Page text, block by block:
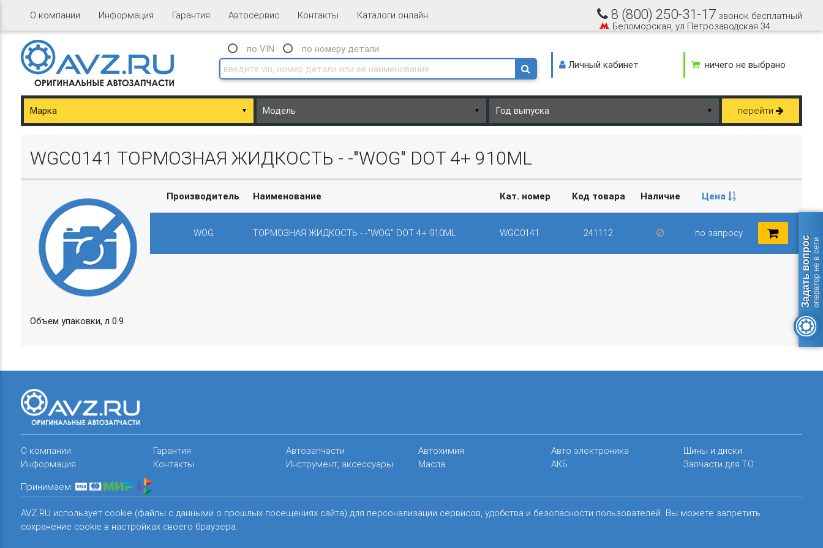
О компании Информация Гарантия Автосервис Контакты Каталоги онлайн
Basket.php
8 (800) 250-31-17 звонок бесплатный
Беломорская, ул Петрозаводская 34
по VIN
по номеру детали
Личный кабинет
ничего не выбрано
▼ ▼ ▼ перейти
WGC0141 ТОРМОЗНАЯ ЖИДКОСТЬ - -"WOG" DOT 4+ 910ML
Объем упаковки, л 0.9
Производитель Наименование Кат. номер Код товара Наличие Цена
WOG ТОРМОЗНАЯ ЖИДКОСТЬ - -"WOG" DOT 4+ 910ML WGC0141 241112 по запросу
О компании
Информация
Гарантия
Контакты
Автозапчасти
Инструмент, аксессуары
Автохимия
Масла
Авто электроника
АКБ
Шины и диски
Запчасти для ТО
Принимаем:
AVZ.RU использует cookie (файлы с данными о прошлых посещениях сайта) для персонализации сервисов, удобства и безопасности пользователей. Вы можете запретить
сохранение cookie в настройках своего браузера.
Задать вопросоператор не в сети